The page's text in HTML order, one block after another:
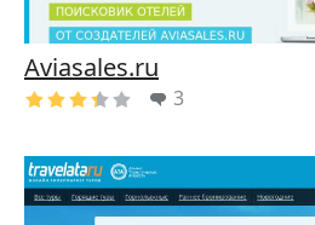
Aviasales.ru
3